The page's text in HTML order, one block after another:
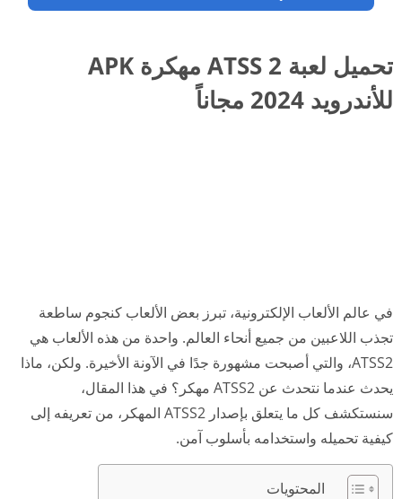
تحميل لعبة ATSS 2 مهكرة APK
للأندرويد 2024 مجاناً
في عالم الألعاب الإلكترونية، تبرز بعض الألعاب كنجوم ساطعة
تجذب اللاعبين من جميع أنحاء العالم. واحدة من هذه الألعاب هي
ATSS2، والتي أصبحت مشهورة جدًا في الآونة الأخيرة. ولكن، ماذا
يحدث عندما نتحدث عن ATSS2 مهكر؟ في هذا المقال،
سنستكشف كل ما يتعلق بإصدار ATSS2 المهكر، من تعريفه إلى
كيفية تحميله واستخدامه بأسلوب آمن.
المحتويات